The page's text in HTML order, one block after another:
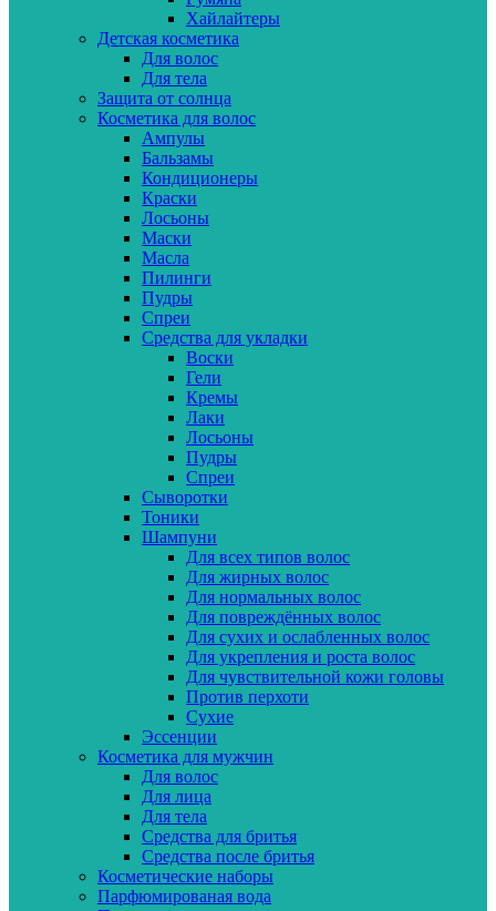
Хайлайтеры
Детская косметика
Для волос
Для тела
Защита от солнца
Косметика для волос
Ампулы
Бальзамы
Кондиционеры
Краски
Лосьоны
Маски
Масла
Пилинги
Пудры
Спреи
Средства для укладки
Воски
Гели
Кремы
Лаки
Лосьоны
Пудры
Спреи
Сыворотки
Тоники
Шампуни
Для всех типов волос
Для жирных волос
Для нормальных волос
Для повреждённых волос
Для сухих и ослабленных волос
Для укрепления и роста волос
Для чувствительной кожи головы
Против перхоти
Сухие
Эссенции
Косметика для мужчин
Для волос
Для лица
Для тела
Средства для бритья
Средства после бритья
Косметические наборы
Парфюмированая вода